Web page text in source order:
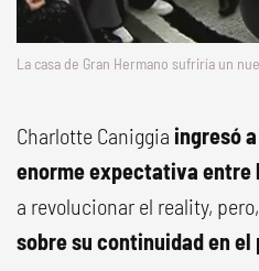
La casa de Gran Hermano sufriría un
Charlotte Caniggia ingresó
enorme expectativa entre
a revolucionar el reality,
sobre su continuidad en el